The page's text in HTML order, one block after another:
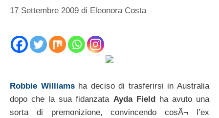
17 Settembre 2009 di Eleonora Costa
Robbie Williamsha deciso di trasferirsi in Australia
dopo che la sua fidanzata Ayda Field
ha avuto una
sorta di premonizione, convincendo cosÃ¬ l’ex